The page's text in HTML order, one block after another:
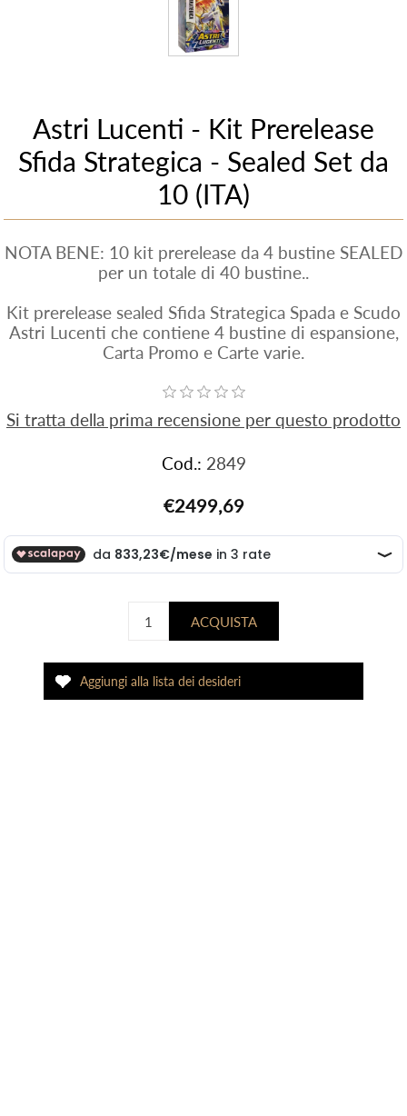
Astri Lucenti - Kit Prerelease
Sfida Strategica - Sealed Set da
10 (ITA)
NOTA BENE: 10 kit prerelease da 4 bustine SEALED
per un totale di 40 bustine..
Kit prerelease sealed Sfida Strategica Spada e Scudo
Astri Lucenti che contiene 4 bustine di espansione,
Carta Promo e Carte varie.
Si tratta della prima recensione per questo prodotto
Cod.: 2849
€2499,69